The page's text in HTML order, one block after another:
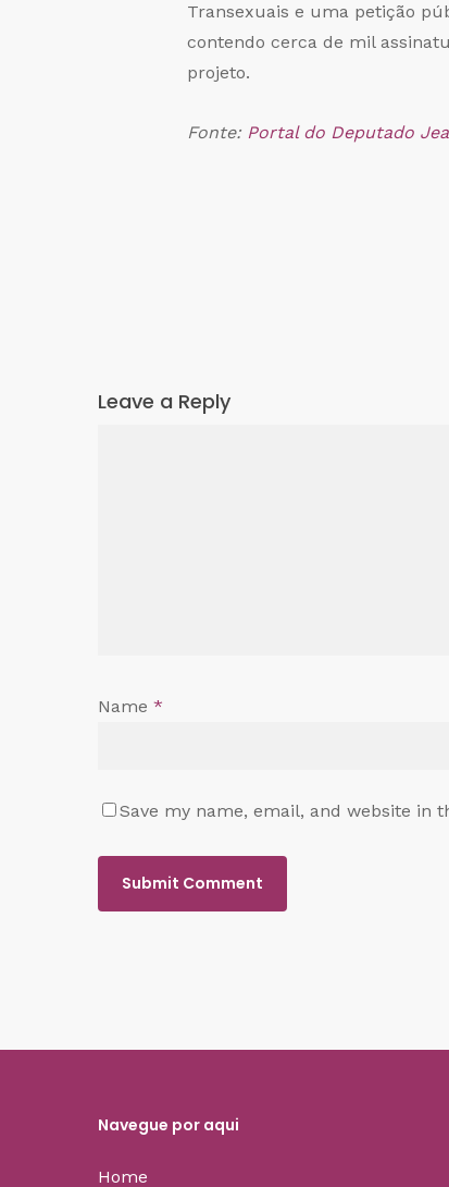
Transexuais e uma petição
contendo cerca de mil
projeto.
Fonte: Portal do Deputado
Leave a Reply
Name *
Save my name, email, and website in
Navegue por aqui
Home